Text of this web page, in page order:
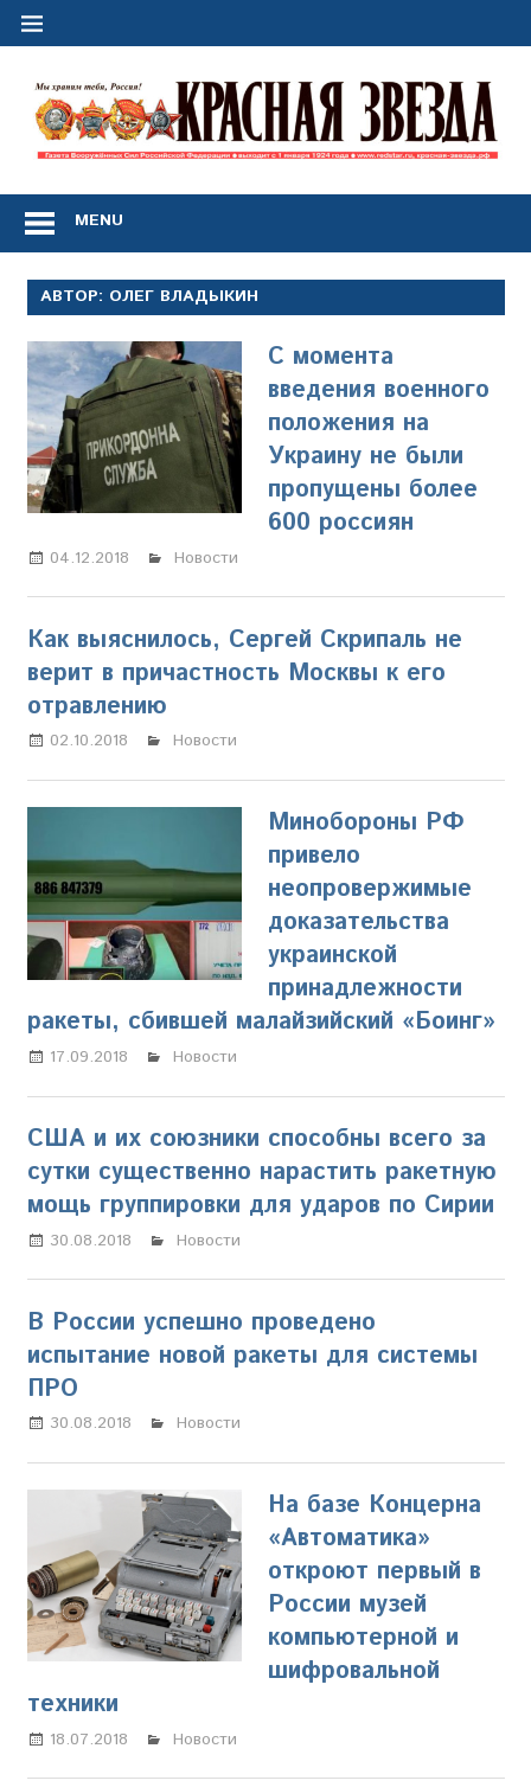
Перейти
Сил
Российской
Федерации
с
1
января
1924
года
MENU
АВТОР: ОЛЕГ ВЛАДЫКИН
С момента
введения военного
положения на
Украину не были
пропущены более
600 россиян
04.12.2018 Олег Владыкин
Новости
Как выяснилось, Сергей Скрипаль не
верит в причастность Москвы к его
отравлению
02.10.2018 Олег Владыкин
Новости
Минобороны РФ
привело
неопровержимые
доказательства
украинской
принадлежности
ракеты, сбившей малайзийский «Боинг»
17.09.2018 Олег Владыкин
Новости
США и их союзники способны всего за
сутки существенно нарастить ракетную
мощь группировки для ударов по Сирии
30.08.2018 Олег Владыкин
Новости
В России успешно проведено
испытание новой ракеты для системы
ПРО
30.08.2018 Олег Владыкин
Новости
На базе Концерна
«Автоматика»
откроют первый в
России музей
компьютерной и
шифровальной
техники
18.07.2018 Олег Владыкин
Новости